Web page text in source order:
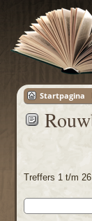
Startpagina
Treffers 1 t/m